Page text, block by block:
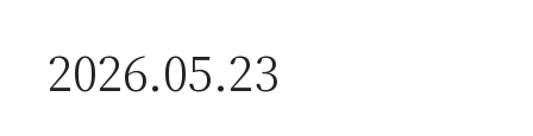
2026.05.23